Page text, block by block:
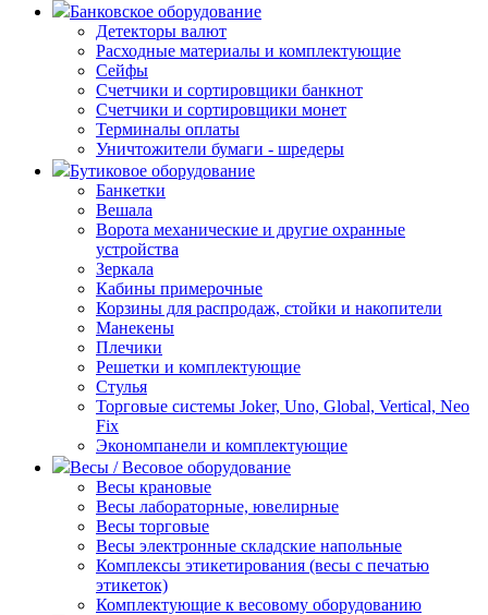
Банковское оборудование
Детекторы валют
Расходные материалы и комплектующие
Сейфы
Счетчики и сортировщики банкнот
Счетчики и сортировщики монет
Терминалы оплаты
Уничтожители бумаги - шредеры
Бутиковое оборудование
Банкетки
Вешала
Ворота механические и другие охранные
устройства
Зеркала
Кабины примерочные
Корзины для распродаж, стойки и накопители
Манекены
Плечики
Решетки и комплектующие
Стулья
Торговые системы Joker, Uno, Global, Vertical, Neo
Fix
Экономпанели и комплектующие
Весы / Весовое оборудование
Весы крановые
Весы лабораторные, ювелирные
Весы торговые
Весы электронные складские напольные
Комплексы этикетирования (весы с печатью
этикеток)
Комплектующие к весовому оборудованию